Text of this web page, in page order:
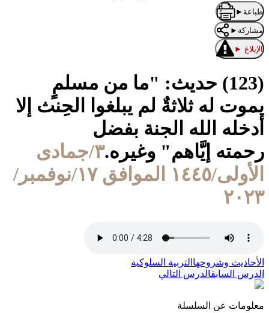
طباعة ►
مشاركة ►
الإبلاغ ►
(123) حديث: "ما من مسلمٍ
يموت له ثلاثةٌ لم يبلغوا الحِنث إلا
أدخله الله الجنة بفضل
رحمته إيَّاهم" وغيره. ٣/جمادى
الأولى/١٤٤٥ الموافق ١٧/نوفمبر/
٢٠٢٣
الأحاديث وشروحها التربية السلوكية
الدرس السابقالدرس التالي
معلومات عن السلسلة